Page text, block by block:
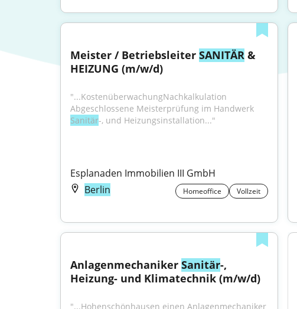
Meister / Betriebsleiter SANITÄR &
HEIZUNG (m/w/d)
"...KostenüberwachungNachkalkulation
Sanitär-, und Heizungsinstallation..."
Esplanaden Immobilien III GmbH
Berlin
Homeoffice Vollzeit
Anlagenmechaniker Sanitär-,
Heizung- und Klimatechnik (m/w/d)